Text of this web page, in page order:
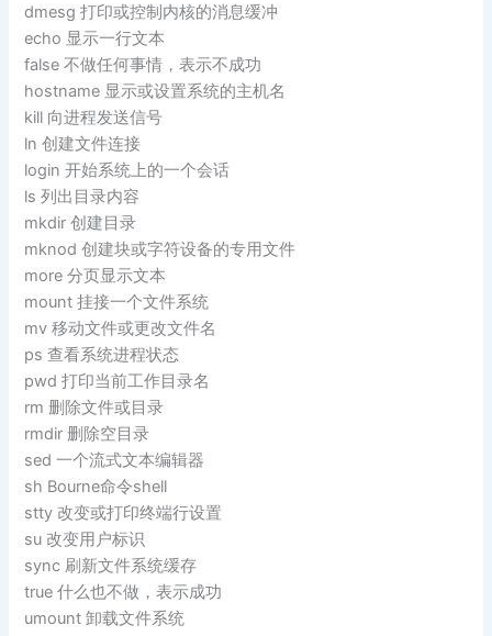
dmesg 打印或控制内核的消息缓冲
echo 显示一行文本
false 不做任何事情，表示不成功
hostname 显示或设置系统的主机名
kill 向进程发送信号
ln 创建文件连接
login 开始系统上的一个会话
ls 列出目录内容
mkdir 创建目录
mknod 创建块或字符设备的专用文件
more 分页显示文本
mount 挂接一个文件系统
mv 移动文件或更改文件名
ps 查看系统进程状态
pwd 打印当前工作目录名
rm 删除文件或目录
rmdir 删除空目录
sed 一个流式文本编辑器
sh Bourne命令shell
stty 改变或打印终端行设置
su 改变用户标识
sync 刷新文件系统缓存
true 什么也不做，表示成功
umount 卸载文件系统